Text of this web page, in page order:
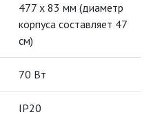
ЭЛЕКТРОСТАНЦИИ
ЛАМПЫ
ПЕРЕХОДНИКИ, ТВ
ДЕЛИТЕЛИ
ФИЛЬТРЫ, СИЛОВЫЕ
477 х 83 мм (диаметр
корпуса составляет 47
см)
70 Вт
IP20